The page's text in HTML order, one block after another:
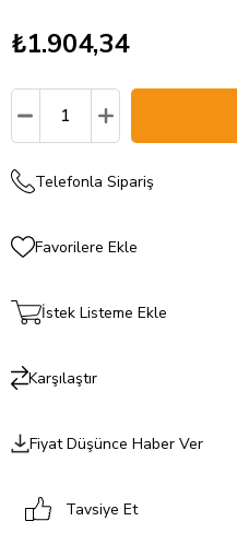
₺1.904,34
Telefonla Sipariş
Favorilere Ekle
İstek Listeme Ekle
Karşılaştır
Fiyat Düşünce Haber Ver
Tavsiye Et